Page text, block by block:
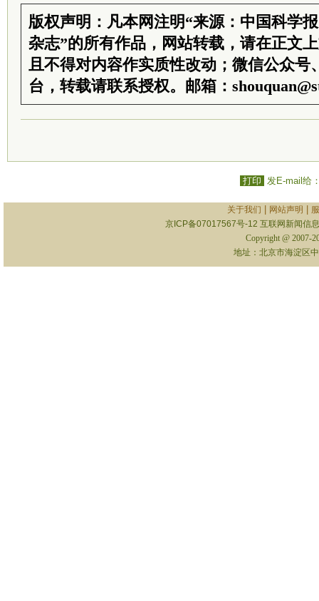
版权声明：凡本网注明“来源：中国科学
杂志”的所有作品，网站转载，请在正文
且不得对内容作实质性改动；微信公众号
台，转载请联系授权。邮箱：
打印 发E-mail给
关于我们 网站声明
京ICP备07017567号-12 互联网新闻信
Copyright @ 2007-
地址：北京市海淀区